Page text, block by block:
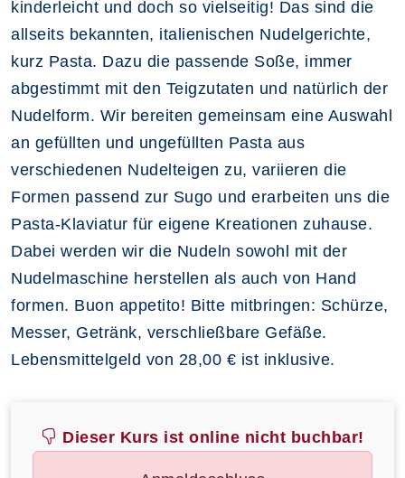
kinderleicht und doch so vielseitig! Das sind die
allseits bekannten, italienischen Nudelgerichte,
kurz Pasta. Dazu die passende Soße, immer
abgestimmt mit den Teigzutaten und natürlich der
Nudelform. Wir bereiten gemeinsam eine Auswahl
an gefüllten und ungefüllten Pasta aus
verschiedenen Nudelteigen zu, variieren die
Formen passend zur Sugo und erarbeiten uns die
Pasta-Klaviatur für eigene Kreationen zuhause.
Dabei werden wir die Nudeln sowohl mit der
Nudelmaschine herstellen als auch von Hand
formen. Buon appetito! Bitte mitbringen: Schürze,
Messer, Getränk, verschließbare Gefäße.
Lebensmittelgeld von 28,00 € ist inklusive.
Dieser Kurs ist online nicht buchbar!